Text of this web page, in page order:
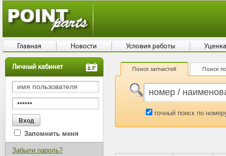
Личный кабинет
Запомнить меня
Забыли пароль?
Поиск запчастей Поиск
точный поиск по
Главная Новости Условия работы